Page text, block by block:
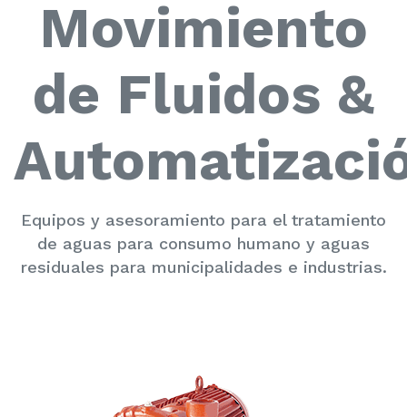
Movimiento
de Fluidos &
Equipos y asesoramiento para el tratamiento
de aguas para consumo humano y aguas
residuales para municipalidades e industrias.